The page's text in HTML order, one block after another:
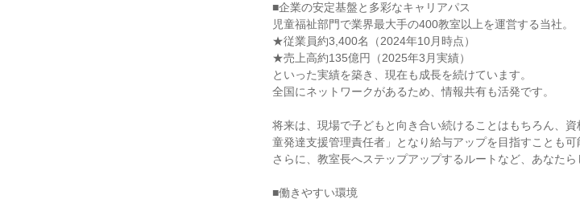
■企業の安定基盤と多彩なキャリアパス
児童福祉部門で業界最大手の400教室以上を運営する当社。
★従業員約3,400名（2024年10月時点）
★売上高約135億円（2025年3月実績）
といった実績を築き、現在も成長を続けています。
全国にネットワークがあるため、情報共有も活発です。
将来は、現場で子どもと向き合い続けることはもちろん、
童発達支援管理責任者」となり給与アップを目指すことも可
さらに、教室長へステップアップするルートなど、あなたら
■働きやすい環境